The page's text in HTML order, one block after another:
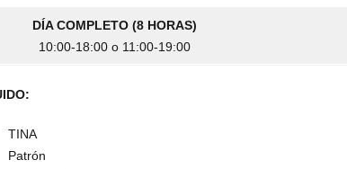
DÍA COMPLETO (8 HORAS)
10:00-18:00 o 11:00-19:00
TINA
Patrón